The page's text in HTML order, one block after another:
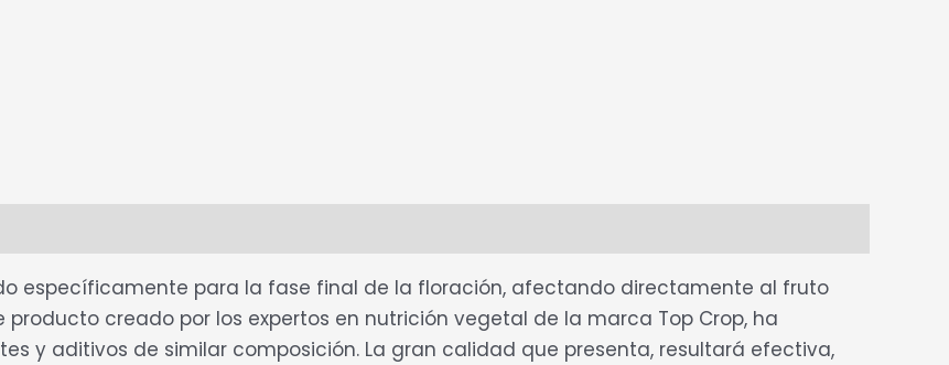
específicamente para la fase final de la floración, afectando directamente al fruto
creado por los expertos en nutrición vegetal de la marca Top Crop, ha
y aditivos de similar composición. La gran calidad que presenta, resultará efectiva,